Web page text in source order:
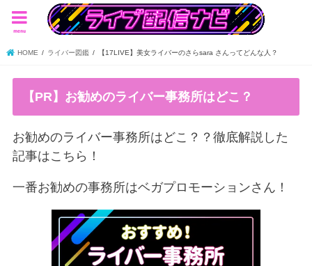
menu
HOME ライバー図鑑 【17LIVE】美女ライバーのさらsara さんってどんな人？
【PR】お勧めのライバー事務所はどこ？
お勧めのライバー事務所はどこ？？徹底解説した
記事はこちら！
一番お勧めの事務所はベガプロモーションさん！